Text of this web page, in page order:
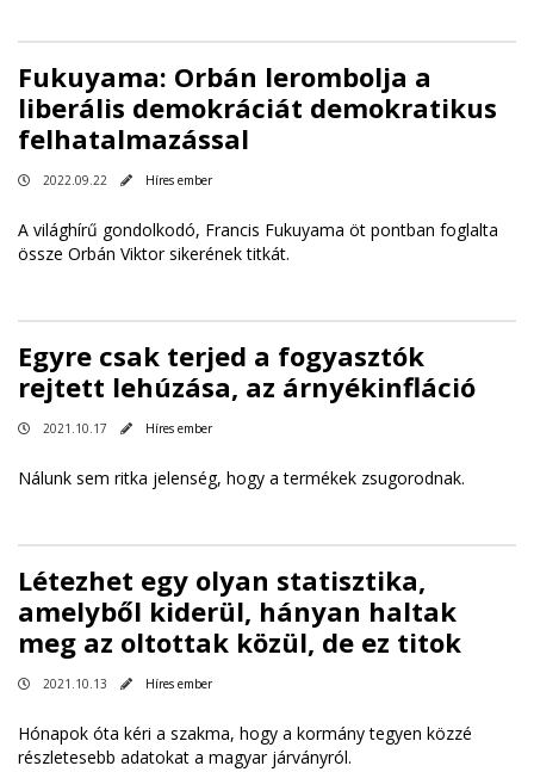
Fukuyama: Orbán lerombolja a
liberális demokráciát demokratikus
felhatalmazással
2022.09.22 Híres ember
A világhírű gondolkodó, Francis Fukuyama öt pontban foglalta
össze Orbán Viktor sikerének titkát.
Egyre csak terjed a fogyasztók
rejtett lehúzása, az árnyékinfláció
2021.10.17 Híres ember
Nálunk sem ritka jelenség, hogy a termékek zsugorodnak.
Létezhet egy olyan statisztika,
amelyből kiderül, hányan haltak
meg az oltottak közül, de ez titok
2021.10.13 Híres ember
Hónapok óta kéri a szakma, hogy a kormány tegyen közzé
részletesebb adatokat a magyar járványról.